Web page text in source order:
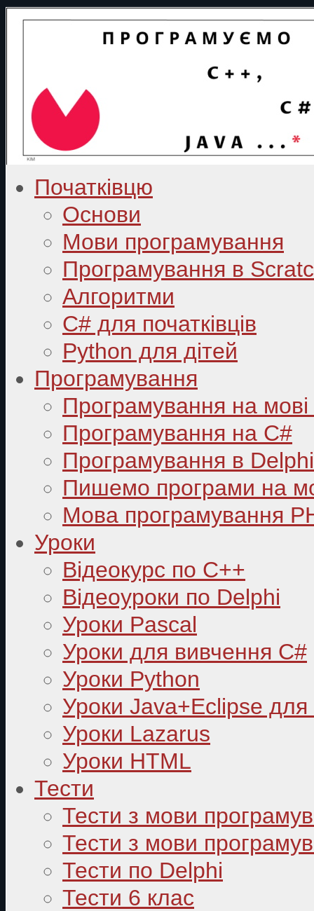
Початківцю
Основи
Мови програмування
Програмування в
Алгоритми
C# для початківців
Python для дітей
Програмування
Програмування на
Програмування на C#
Програмування в Delphi
Пишемо програми на
Мова програмування
Уроки
Відеокурс по С++
Відеоуроки по Delphi
Уроки Pascal
Уроки для вивчення C#
Уроки Python
Уроки Java+Eclipse
Уроки Lazarus
Уроки HTML
Тести
Тести з мови
Тести з мови
Тести по Delphi
Тести 6 клас